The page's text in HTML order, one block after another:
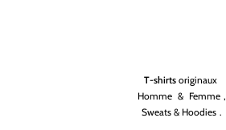
T-shirtsoriginaux
Homme & Femme ,
Sweats & Hoodies .